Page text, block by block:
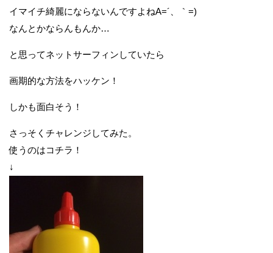
イマイチ綺麗にならないんですよねA=´、｀=)ゞ
なんとかならんもんか…
と思ってネットサーフィンしていたら
画期的な方法をハッケン！
しかも面白そう！
さっそくチャレンジしてみた。
使うのはコチラ！
↓